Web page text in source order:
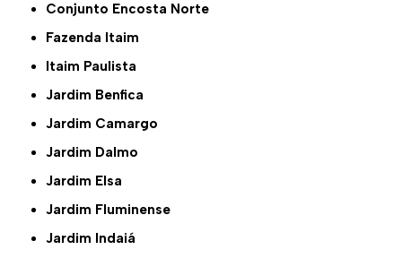
Conjunto Encosta Norte
Fazenda Itaim
Itaim Paulista
Jardim Benfica
Jardim Camargo
Jardim Dalmo
Jardim Elsa
Jardim Fluminense
Jardim Indaiá